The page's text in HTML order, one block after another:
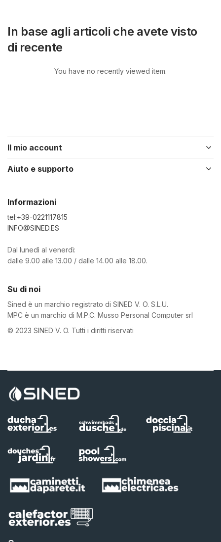
In base agli articoli che avete visto
di recente
You have no recently viewed item.
Il mio account
Aiuto e supporto
Informazioni
tel:+39-0221117815
INFO@SINED.ES
Dal lunedì al venerdì:
dalle 9.00 alle 13.00 / dalle 14.00 alle 18.00.
Su di noi
Sined è un marchio registrato di SINED V. O. S.L.U.
MPC è un marchio di M.P.C. Musso Personal Computer srl
© 2023 SINED V. O. Tutti i diritti riservati